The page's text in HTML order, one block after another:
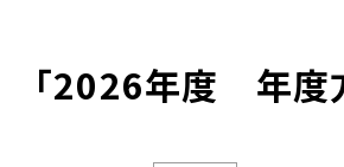
「2026年度 年度